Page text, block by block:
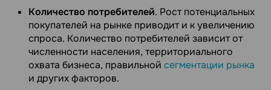
Количество потребителей. Рост потенциальных
покупателей на рынке приводит и к увеличению
спроса. Количество потребителей зависит от
численности населения, территориального
охвата бизнеса, правильной сегментации рынка
и других факторов.